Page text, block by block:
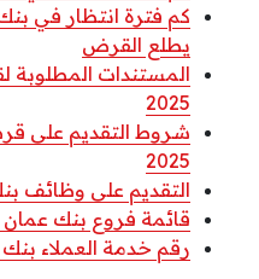
كم فترة انتظار في
يطلع القرض
المستندات المطلوبة
2025
شروط التقديم على
2025
التقديم على وظائف بنك
قائمة فروع بنك عمان
رقم خدمة العملاء بنك عمان